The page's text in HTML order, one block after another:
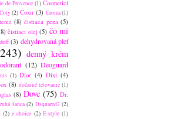
de Provence (1) Cosmetici
Coty(2) Coxir (3) Croma(1)
(8) čistiaca pena (5)
čistiaci olej (5) čo mi
(3) dehydrovaná pleť
denný krém
(12) Deoguard
(1) Dior (4) Dixi (4)
(8) dočasné tetovanie (1)
(8) Dove (75) Dr.
šanca (2) Dsquared2 (2)
(2) e choice (2) E-style (1)